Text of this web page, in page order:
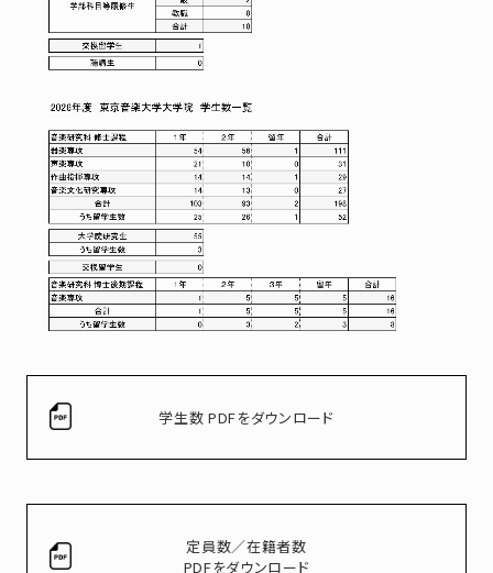
学生数 PDFをダウンロード
定員数／在籍者数
PDFをダウンロード